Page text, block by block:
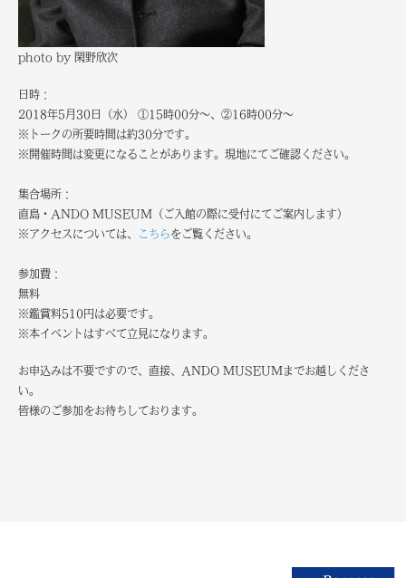
photo by 閑野欣次
日時：
2018年5月30日（水） ①15時00分～、②16時00分～
※トークの所要時間は約30分です。
※開催時間は変更になることがあります。現地にてご確認ください。
集合場所：
直島・ANDO MUSEUM（ご入館の際に受付にてご案内します）
※アクセスについては、
こちらをご覧ください。
参加費：
無料
※鑑賞料510円は必要です。
※本イベントはすべて立見になります。
お申込みは不要ですので、直接、ANDO MUSEUMまでお越しくださ
い。
皆様のご参加をお待ちしております。